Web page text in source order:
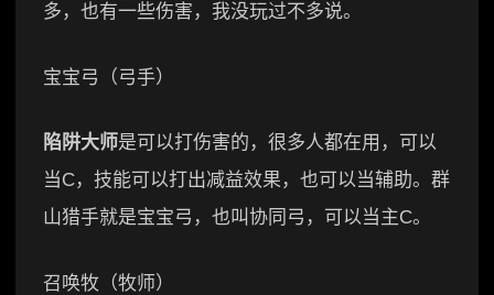
多，也有一些伤害，我没玩过不多说。
宝宝弓（弓手）
陷阱大师是可以打伤害的，很多人都在用，可以
当C，技能可以打出减益效果，也可以当辅助。群
山猎手就是宝宝弓，也叫协同弓，可以当主C。
召唤牧（牧师）